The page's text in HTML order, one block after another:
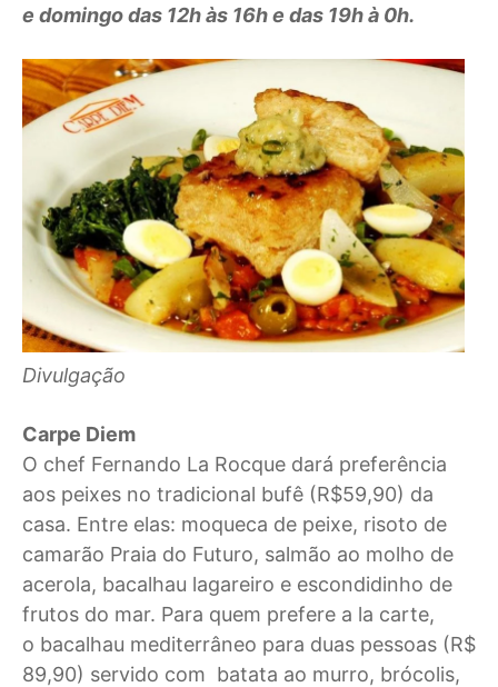
e domingo das 12h às 16h e das 19h à 0h.
Divulgação
Carpe Diem
O chef Fernando La Rocque dará preferência
aos peixes no tradicional bufê (R$59,90) da
casa. Entre elas: moqueca de peixe, risoto de
camarão Praia do Futuro, salmão ao molho de
acerola, bacalhau lagareiro e escondidinho de
frutos do mar. Para quem prefere a la carte,
o bacalhau mediterrâneo para duas pessoas (R$
89,90) servido com batata ao murro, brócolis,